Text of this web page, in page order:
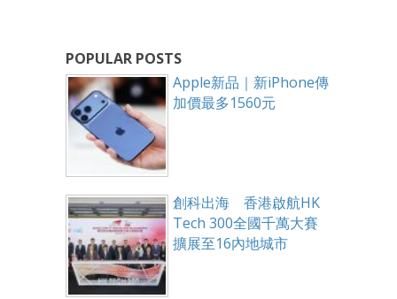
POPULAR POSTS
Apple新品｜新iPhone傳
加價最多1560元
創科出海 香港啟航HK
Tech 300全國千萬大賽
擴展至16內地城市